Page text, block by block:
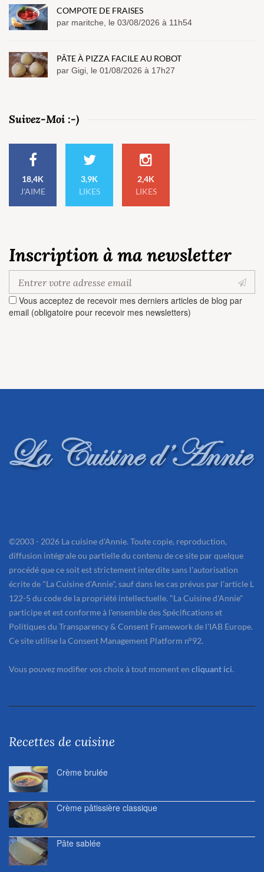
COMPOTE DE FRAISES
par maritche, le 03/08/2026 à 11h54
PÂTE À PIZZA FACILE AU ROBOT
par Gigi, le 01/08/2026 à 17h27
Suivez-Moi :-)
18,4K
J'AIME
3,9K
LIKES
2,4K
LIKES
Inscription à ma newsletter
Vous acceptez de recevoir mes derniers articles de blog par
email (obligatoire pour recevoir mes newsletters)
©2003 - 2026 La cuisine d'Annie. Toute copie, reproduction,
diffusion intégrale ou partielle du contenu de ce site par quelque
procédé que ce soit est strictement interdite sans l'autorisation
écrite de "La Cuisine d'Annie", sauf dans les cas prévus par l'article L
122-5 du code de la propriété intellectuelle. "La Cuisine d'Annie"
participe et est conforme à l'ensemble des Spécifications et
Politiques du Transparency & Consent Framework de l'IAB Europe.
Ce site utilise la Consent Management Platform n°92.
Vous pouvez modifier vos choix à tout moment en cliquant ici.
Recettes de cuisine
Crème brulée
Crème pâtissière classique
Pâte sablée